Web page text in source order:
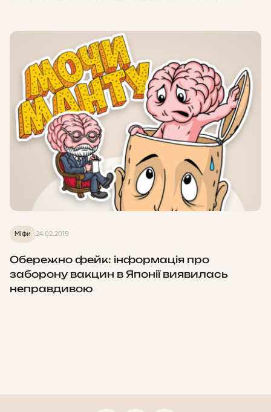
Міфи 24.02.2019
Обережно фейк: інформація про
заборону вакцин в Японії виявилась
неправдивою